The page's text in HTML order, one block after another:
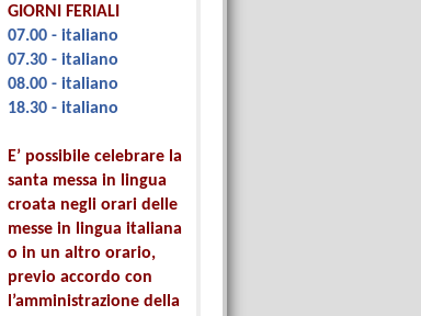
GIORNI FERIALI
07.00 - italiano
07.30 - italiano
08.00 - italiano
18.30 - italiano
E’ possibile celebrare la
santa messa in lingua
croata negli orari delle
messe in lingua italiana
o in un altro orario,
previo accordo con
l’amministrazione della